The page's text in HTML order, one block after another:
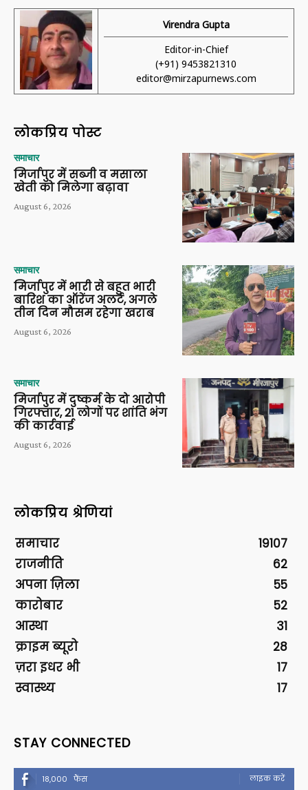
Virendra Gupta
Editor-in-Chief
(+91) 9453821310
editor@mirzapurnews.com
लोकप्रिय पोस्ट
समाचार
मिर्जापुर में सब्जी व मसाला
खेती को मिलेगा बढ़ावा
August 6, 2026
समाचार
मिर्जापुर में भारी से बहुत भारी
बारिश का ऑरेंज अलर्ट, अगले
तीन दिन मौसम रहेगा खराब
August 6, 2026
समाचार
मिर्जापुर में दुष्कर्म के दो आरोपी
गिरफ्तार, 21 लोगों पर शांति भंग
की कार्रवाई
August 6, 2026
लोकप्रिय श्रेणियां
समाचार
19107
राजनीति
62
अपना ज़िला
55
कारोबार
52
आस्था
31
क्राइम ब्यूरो
28
ज़रा इधर भी
17
स्वास्थ्य
17
STAY CONNECTED
18,000 फैंस लाइक करें